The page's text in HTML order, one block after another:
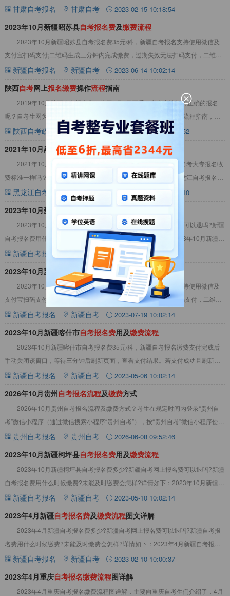
考生上传照片成功后，必须通过网
甘肃自考报名 甘肃自考 2023-02-15 10:18:54
2023年10月新疆昭苏县自考报名费及缴费流程
2023年10月新疆昭苏县自考报名费35元/科，新疆自考报名支持使用微信及
支付宝扫码支付;二维码生成三分钟内完成缴费，过期失效无法扫码支付，二维码
只可扫描一次，第二次扫码失效。详情
新疆自考报名 新疆自考 2023-06-14 10:02:14
陕西自考网上报名缴费操作流程指南
2019年10月陕西自考报名入口将于9月5日开通，考生应该如何正确的报名
呢？自考生网为陕西考生这整理提供了陕西自考网上报名缴费操作流程指南，请
考生仔细阅读。&nbsp;陕西自考网上
陕西自考政策新闻 陕西自考 2019-07-24 11:09:52
2021年10月黑龙江绥化自考报 名费及缴费流程
2021年10月黑龙江绥化大专自考报名费多少钱？自考本科和自考大专报名收
费标准一样吗？去哪里缴费？报名费能退吗？关于2021年10月黑龙江自考报名费
用及相关注意事项，详情见下文：2
黑龙江自考报名 黑龙江自考 2021-05-13 11:12:10
2023年10月新疆塔城市 自考 报名费
2023年10月新疆塔城市自考报名费多少?新疆自考网上报名费可以退吗?新疆
自考报名费用什么时候缴费?未能及时缴费会怎样?详情如下：2023年10月新疆塔
城市自考报名费及缴费流程1、
新疆自考报名 新疆自考 2023-06-22 10:02:14
2023年10月新疆吐鲁番自考报名费 用及缴费流程
2023年10月新疆吐鲁番自考报名费35元/科，新疆自考报名支持使用微信及
支付宝扫码支付;二维码生成三分钟内完成缴费，过期失效无法扫码支付，二维码
只可扫描一次，第二次扫码失效。详情
新疆自考报名 新疆自考 2023-07-19 10:02:14
2023年10月新疆喀什市自考报名费用及缴费流程
2023年10月新疆喀什市自考报名费35元/科，新疆自考报名缴费支付完成后
手动关闭该窗口，等待三分钟后刷新页面，查看支付结果。若支付成功且刷新页
面后依旧显示未缴费，点击更新缴费信息
新疆自考报名 新疆自考 2023-05-06 10:02:14
2026年10月贵州自考报名流程及缴费方式
2026年10月贵州自考报名流程及缴费方式？考生在规定时间内登录“贵州自
考”微信小程序（通过微信搜索小程序“贵州自考”），按“贵州自考”微信小程序使用
指南（附件1）进行注册报名。2
贵州自考报名 贵州自考 2026-06-08 09:52:46
2023年10月新疆柯坪县自考报名费用及缴费流程
2023年10月新疆柯坪县自考报名费多少?新疆自考网上报名费可以退吗?新疆
自考报名费用什么时候缴费?未能及时缴费会怎样?详情如下：2023年10月新疆柯
坪县自考报名费及缴费流程1、
新疆自考报名 新疆自考 2023-05-10 10:02:14
2023年4月新疆自考报名费及缴费流程图文详解
2023年4月新疆自考报名费多少?新疆自考网上报名费可以退吗?新疆自考报
名费用什么时候缴费?未能及时缴费会怎样?详情如下：2023年4月新疆自考报名
费须知1、2023年4月新疆自考
新疆自考报名 新疆自考 2023-02-10 10:00:37
2023年4月重庆自考报名缴费流程图详解
2023年4月重庆自考报名缴费流程图详解，主要向重庆自考生们介绍了，4月